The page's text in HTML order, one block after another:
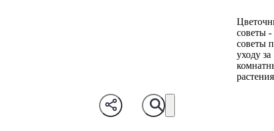
советы -
советы
уходу за